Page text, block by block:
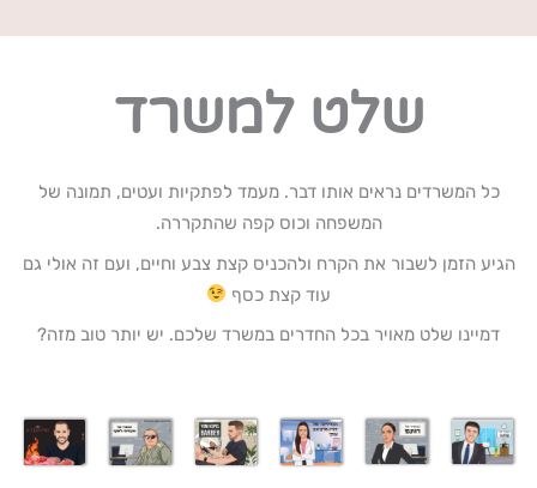
שלט למשרד
כל המשרדים נראים אותו דבר. מעמד לפתקיות ועטים, תמונה של
המשפחה וכוס קפה שהתקררה.
הגיע הזמן לשבור את הקרח ולהכניס קצת צבע וחיים, ועם זה אולי גם
עוד קצת כסף
דמיינו שלט מאויר בכל החדרים במשרד שלכם. יש יותר טוב מזה?